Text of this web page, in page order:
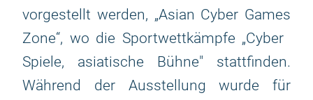
vorgestellt werden, „Asian Cyber ​​Games
Zone“, wo die Sportwettkämpfe „Cyber ​​
Spiele, asiatische Bühne" stattfinden.
Während der Ausstellung wurde für